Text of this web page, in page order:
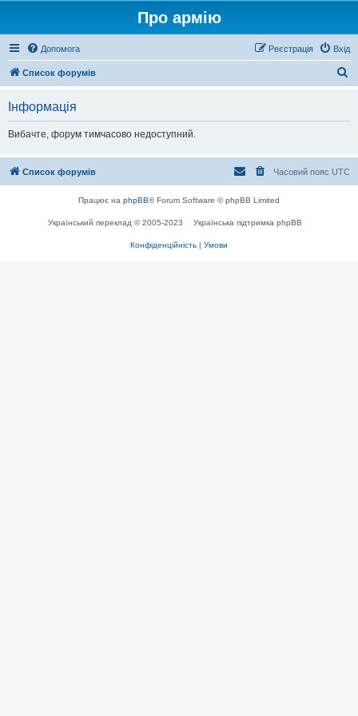
Про армію
Допомога Вхід
Реєстрація
Список форумів
Інформація
Вибачте, форум тимчасово недоступний.
Список форумів Часовий пояс UTC
Працює на phpBB® Forum Software © phpBB Limited
Український переклад © 2005-2023 Українська підтримка phpBB
Конфіденційність | Умови